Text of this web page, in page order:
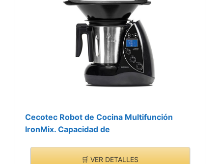
Cecotec Robot de Cocina Multifunción
IronMix. Capacidad de
🛒 VER DETALLES